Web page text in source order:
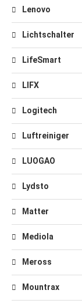
Lenovo
Lichtschalter
LifeSmart
LIFX
Logitech
Luftreiniger
LUOGAO
Lydsto
Matter
Mediola
Meross
Mountrax